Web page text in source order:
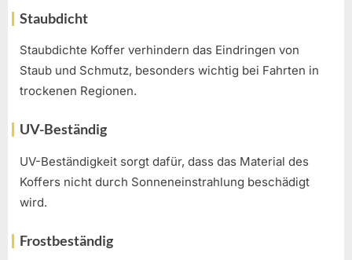
Staubdicht
Staubdichte Koffer verhindern das Eindringen von
Staub und Schmutz, besonders wichtig bei Fahrten in
trockenen Regionen.
UV-Beständig
UV-Beständigkeit sorgt dafür, dass das Material des
Koffers nicht durch Sonneneinstrahlung beschädigt
wird.
Frostbeständig